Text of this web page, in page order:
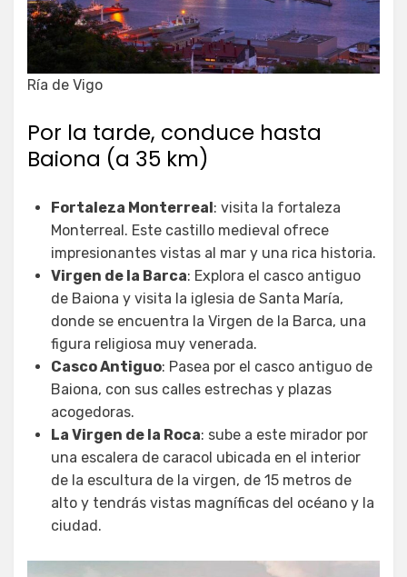
Ría de Vigo
Por la tarde, conduce hasta
Baiona (a 35 km)
Fortaleza Monterreal: visita la fortaleza
Monterreal. Este castillo medieval ofrece
impresionantes vistas al mar y una rica historia.
Virgen de la Barca: Explora el casco antiguo
de Baiona y visita la iglesia de Santa María,
donde se encuentra la Virgen de la Barca, una
figura religiosa muy venerada.
Casco Antiguo: Pasea por el casco antiguo de
Baiona, con sus calles estrechas y plazas
acogedoras.
La Virgen de la Roca: sube a este mirador por
una escalera de caracol ubicada en el interior
de la escultura de la virgen, de 15 metros de
alto y tendrás vistas magníficas del océano y la
ciudad.